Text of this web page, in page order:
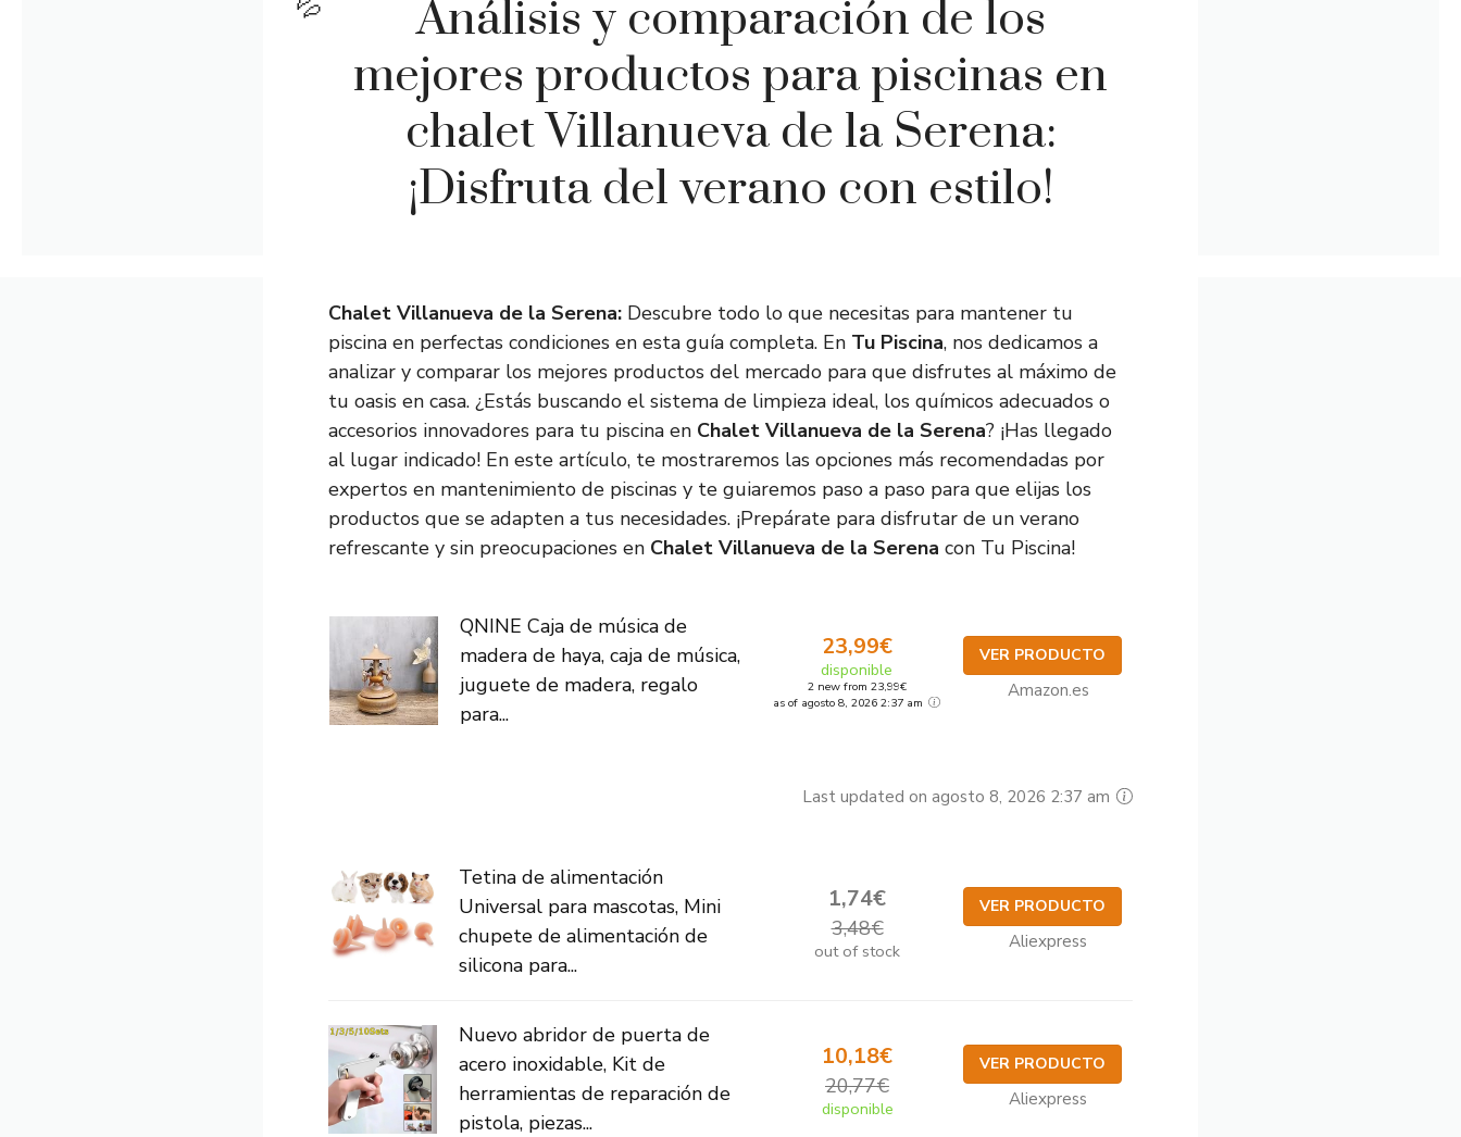
Análisis y comparación de los
mejores productos para piscinas en
chalet Villanueva de la Serena:
¡Disfruta del verano con estilo!
Chalet Villanueva de la Serena: Descubre todo lo que necesitas para mantener tu
piscina en perfectas condiciones en esta guía completa. En Tu Piscina, nos dedicamos a
analizar y comparar los mejores productos del mercado para que disfrutes al máximo de
tu oasis en casa. ¿Estás buscando el sistema de limpieza ideal, los químicos adecuados o
accesorios innovadores para tu piscina en Chalet Villanueva de la Serena? ¡Has llegado
al lugar indicado! En este artículo, te mostraremos las opciones más recomendadas por
expertos en mantenimiento de piscinas y te guiaremos paso a paso para que elijas los
productos que se adapten a tus necesidades. ¡Prepárate para disfrutar de un verano
refrescante y sin preocupaciones en Chalet Villanueva de la Serena con Tu Piscina!
QNINE Caja de música de
madera de haya, caja de música,
juguete de madera, regalo
para...
23,99€
disponible
2 new from 23,99€
as of agosto 8, 2026 2:37 am
VER PRODUCTO
Amazon.es
Last updated on agosto 8, 2026 2:37 am
Tetina de alimentación
Universal para mascotas, Mini
chupete de alimentación de
silicona para...
1,74€
3,48€
out of stock
VER PRODUCTO
Aliexpress
Nuevo abridor de puerta de
acero inoxidable, Kit de
herramientas de reparación de
pistola, piezas...
10,18€
20,77€
disponible
VER PRODUCTO
Aliexpress